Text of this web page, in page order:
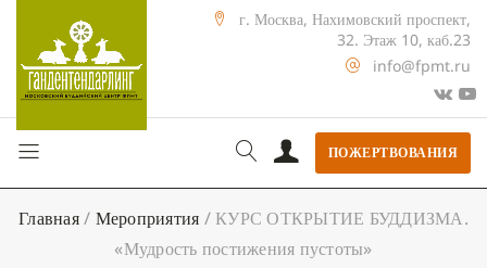
г. Москва, Нахимовский проспект,
32. Этаж 10, каб.23
info@fpmt.ru
ПОЖЕРТВОВАНИЯ
Главная/ Мероприятия / КУРС ОТКРЫТИЕ БУДДИЗМА.
«Мудрость постижения пустоты»